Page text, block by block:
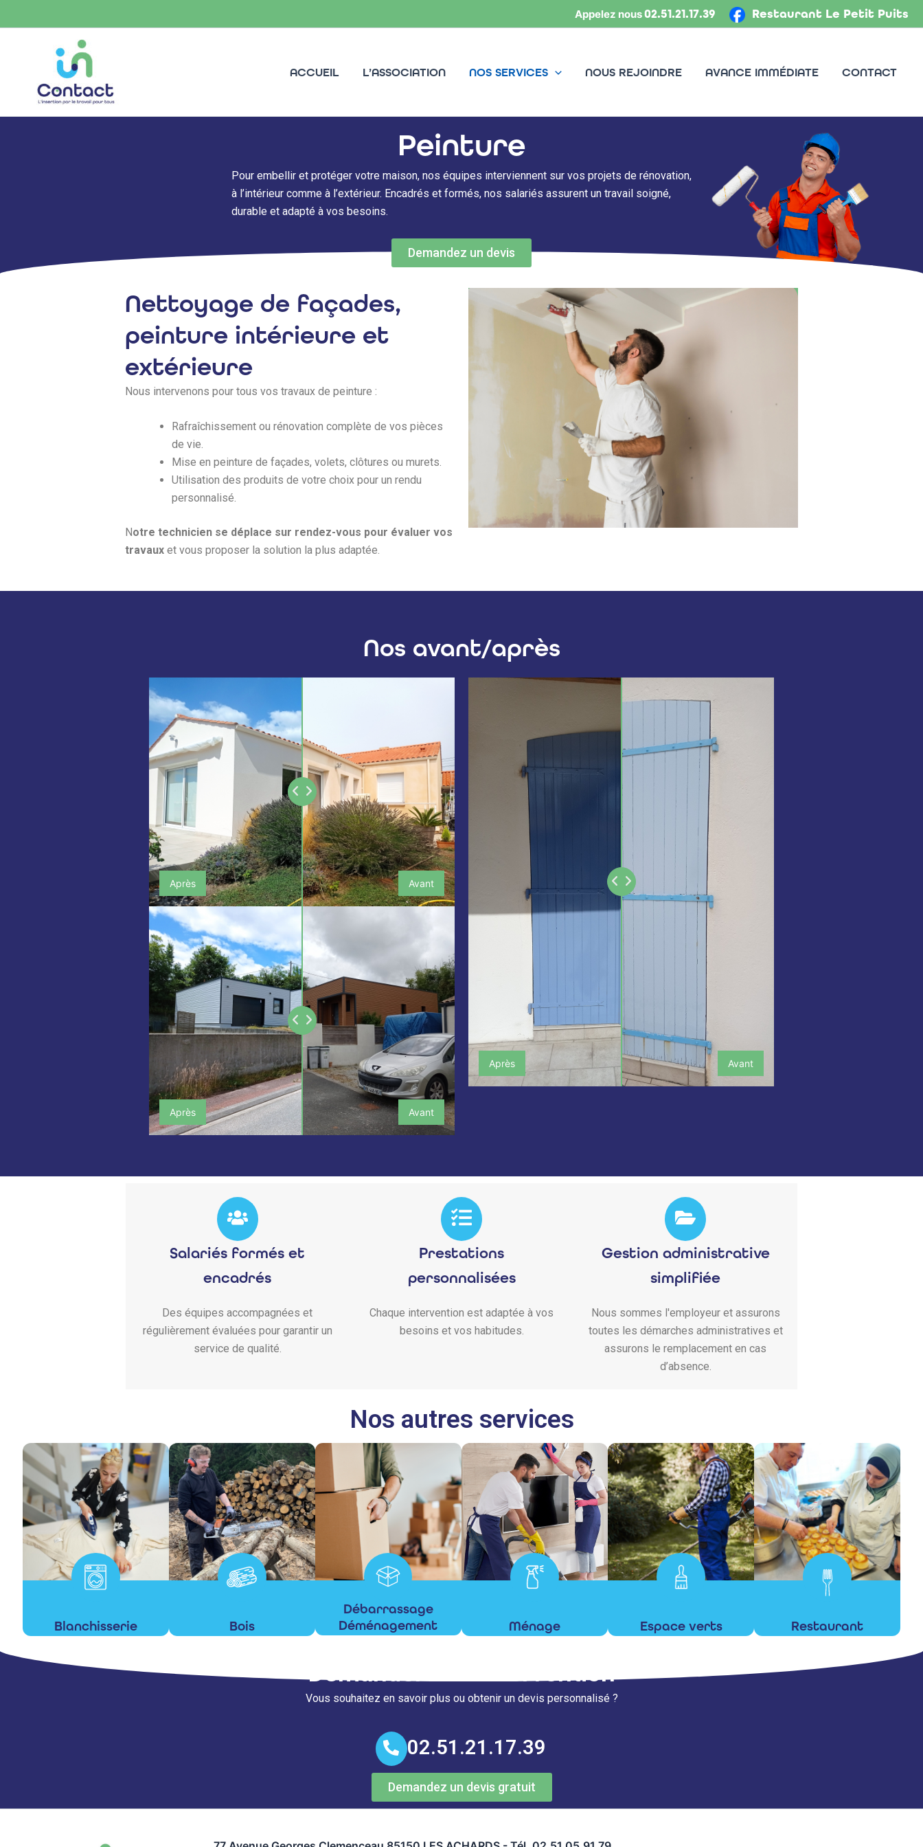
au
Appelez nous02.51.21.17.39 Restaurant Le Petit Puits
ACCUEIL L’ASSOCIATION NOS SERVICES NOUS REJOINDRE AVANCE IMMÉDIATE CONTACT
Peinture
Pour embellir et protéger votre maison, nos équipes interviennent sur vos projets de rénovation,
à l’intérieur comme à l’extérieur. Encadrés et formés, nos salariés assurent un travail soigné,
durable et adapté à vos besoins.
Demandez un devis
Nettoyage de façades,
peinture intérieure et
extérieure
Nous intervenons pour tous vos travaux de peinture :
Rafraîchissement ou rénovation complète de vos pièces
de vie.
Mise en peinture de façades, volets, clôtures ou murets.
Utilisation des produits de votre choix pour un rendu
personnalisé.
Notre technicien se déplace sur rendez-vous pour évaluer vos
travaux et vous proposer la solution la plus adaptée.
Nos avant/après
Après Avant
Après Avant
Après Avant
Salariés formés et
encadrés
Des équipes accompagnées et
régulièrement évaluées pour garantir un
service de qualité.
Prestations
personnalisées
Chaque intervention est adaptée à vos
besoins et vos habitudes.
Gestion administrative
simplifiée
Nous sommes l'employeur et assurons
toutes les démarches administratives et
assurons le remplacement en cas
d’absence.
Nos autres services
Blanchisserie
En savoir +
Bois
Débarrassage
Déménagement
Ménage Espace verts Restaurant
En savoir +
Demander une intervention
Vous souhaitez en savoir plus ou obtenir un devis personnalisé ?
02.51.21.17.39
Demandez un devis gratuit